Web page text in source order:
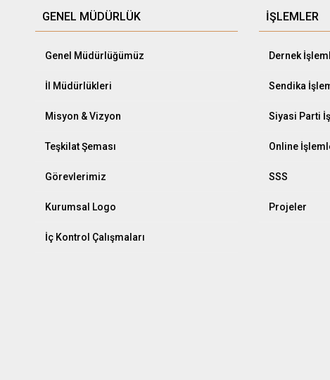
GENEL MÜDÜRLÜK
Genel Müdürlüğümüz
İl Müdürlükleri
Misyon & Vizyon
Teşkilat Şeması
Görevlerimiz
Kurumsal Logo
İç Kontrol Çalışmaları
İŞLEMLER
Dernek
Sendika
Siyasi Parti
Online
SSS
Projeler